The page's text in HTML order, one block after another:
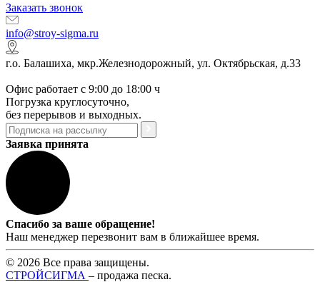
Заказать звонок
info@stroy-sigma.ru
г.о. Балашиха, мкр.Железнодорожный, ул. Октябрьская, д.33
Офис работает с 9:00 до 18:00 ч
Погрузка круглосуточно,
без перерывов и выходных.
Заявка принята
Спасибо за ваше обращение!
Наш менеджер перезвонит вам в ближайшее время.
© 2026 Все права защищены.
СТРОЙСИГМА – продажа песка.